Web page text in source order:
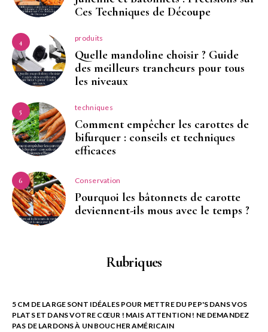
Ces Techniques de Découpe
4 produits
Quelle mandoline choisir ? Guide
des meilleurs trancheurs pour tous
les niveaux
5 techniques
Comment empêcher les carottes de
bifurquer : conseils et techniques
efficaces
6 Conservation
Pourquoi les bâtonnets de carotte
deviennent-ils mous avec le temps ?
Rubriques
5 CM DE LARGE SONT IDÉALES POUR METTRE DU PEP'S DANS VOS
PLATS ET DANS VOTRE CŒUR ! MAIS ATTENTION ! NE DEMANDEZ
PAS DE LARDONS À UN BOUCHER AMÉRICAIN